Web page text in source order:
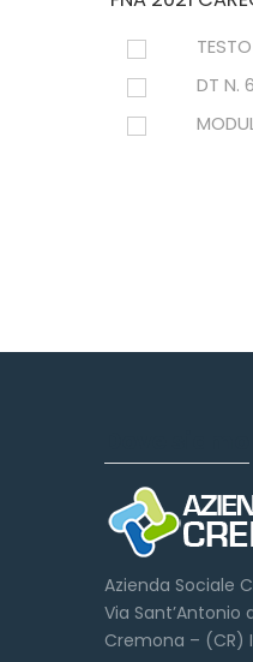
DT N.
Azienda Sociale
Via Sant’Antonio
Cremona – (CR)